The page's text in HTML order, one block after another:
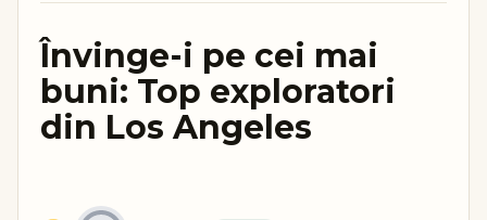
Învinge-i pe cei mai
buni: Top exploratori
din Los Angeles